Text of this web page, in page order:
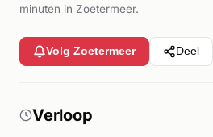
minuten in Zoetermeer.
Volg Zoetermeer Deel
Verloop